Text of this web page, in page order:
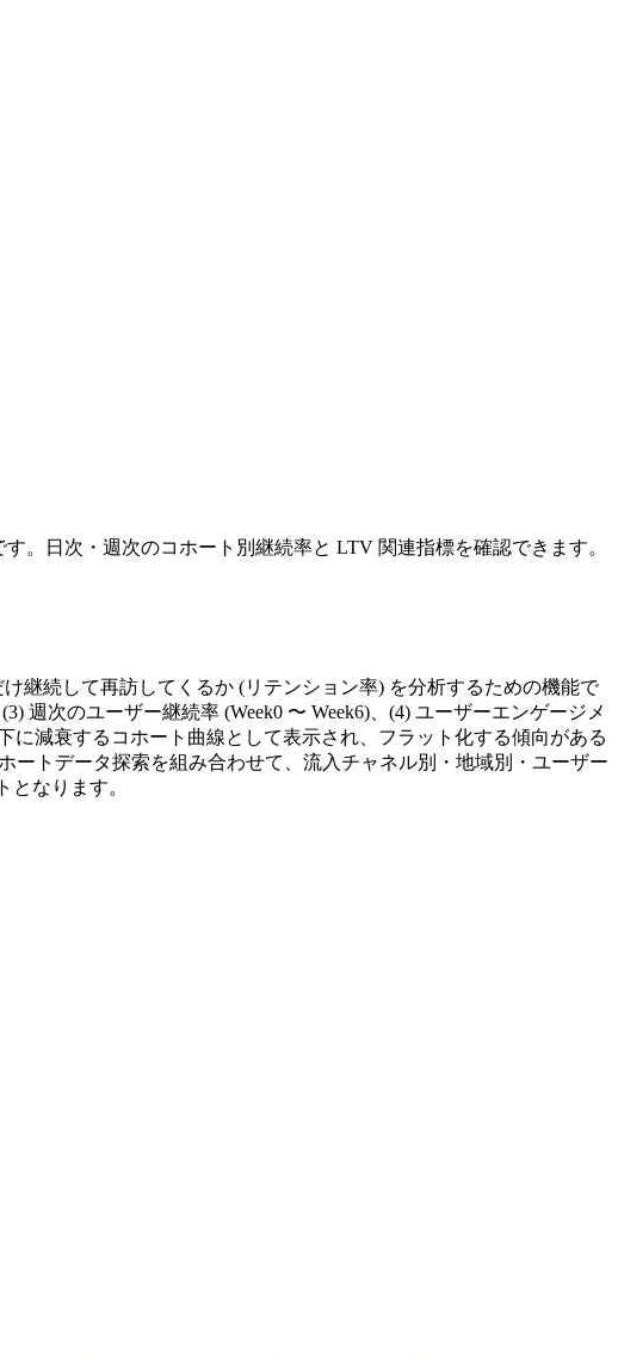
。日次・週次のコホート別継続率と LTV 関連指標を確認できます。
継続して再訪してくるか (リテンション率) を分析するための機能で
週次のユーザー継続率 (Week0 〜 Week6)、(4) ユーザーエンゲージメ
に減衰するコホート曲線として表示され、フラット化する傾向がある
ートデータ探索を組み合わせて、流入チャネル別・地域別・ユーザー
なります。